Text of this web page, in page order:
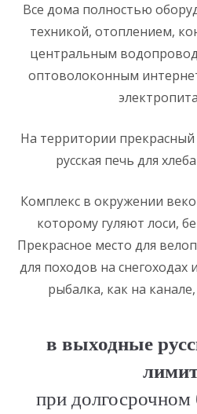
Все дома полностью
техникой, отоплением,
центральным
оптоволоконным
На территории
русская печь для
Комплекс в окружении
которому гуляют лоси,
Прекрасное место для
для походов на
рыбалка, как на
в выходные
при